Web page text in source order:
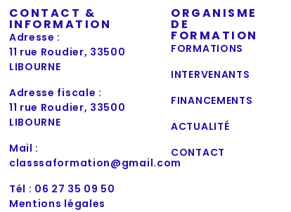
CONTACT &
INFORMATION
Adresse :
11 rue Roudier, 33500
LIBOURNE
Adresse fiscale :
11 rue Roudier, 33500
LIBOURNE
Mail :
classsaformation@gmail.com
Tél : 06 27 35 09 50
Mentions légales
ORGANISME
DE
FORMATION
FORMATIONS
INTERVENANTS
FINANCEMENTS
ACTUALITÉ
CONTACT